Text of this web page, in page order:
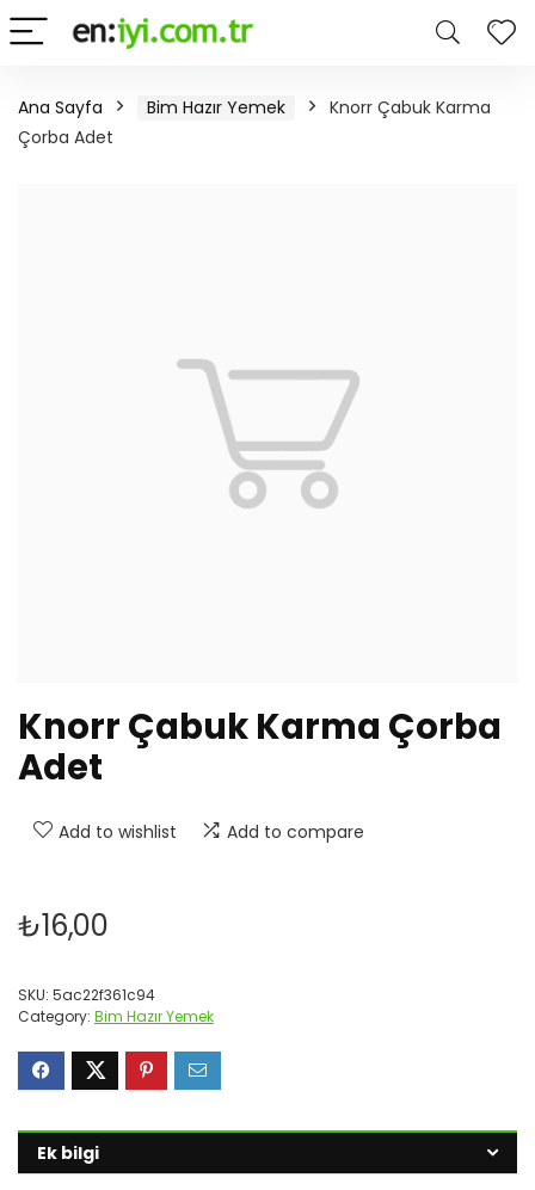
Ana Sayfa Bim Hazır Yemek
Knorr Çabuk Karma
Çorba Adet
Knorr Çabuk Karma Çorba
Adet
Add to wishlist Add to compare
₺16,00
SKU: 5ac22f361c94
Category: Bim Hazır Yemek
Ek bilgi